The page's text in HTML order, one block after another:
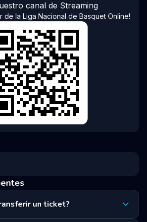
canal de Streaming
de la Liga Nacional de Basquet Online!
un ticket?